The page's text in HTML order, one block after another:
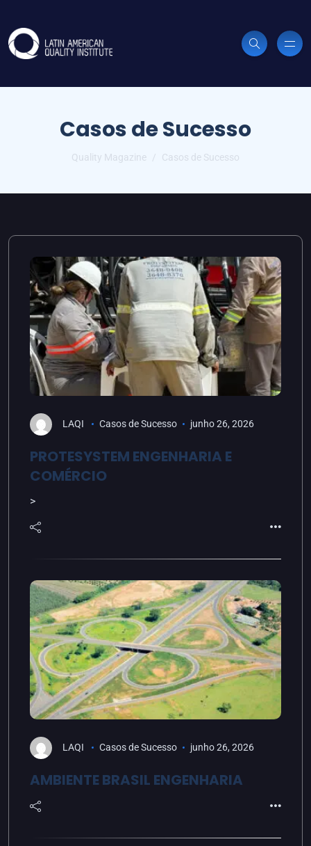
Casos de Sucesso
Quality Magazine Casos de Sucesso
LAQI Casos de Sucesso junho 26, 2026
PROTESYSTEM ENGENHARIA E
COMÉRCIO
>
LAQI Casos de Sucesso junho 26, 2026
AMBIENTE BRASIL ENGENHARIA